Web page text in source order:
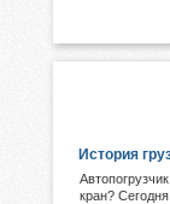
История
кран?